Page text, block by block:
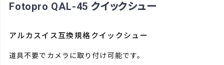
Fotopro QAL-45 クイックシュー
アルカスイス互換規格クイックシュー
道具不要でカメラに取り付け可能です。